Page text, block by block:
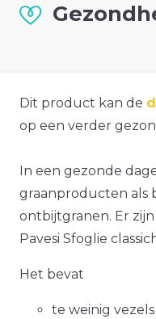
Dit product kan de
op een verder
In een gezonde
graanproducten als
ontbijtgranen. Er
Pavesi Sfoglie
Het bevat
te weinig vezels